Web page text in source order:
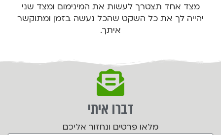
מצד אחד תצטרך לעשות את המינימום ומצד שני
יהייה לך את כל השקט שהכל נעשה בזמן ומתוקשר
איתך.
דברו איתי
מלאו פרטים ונחזור אליכם